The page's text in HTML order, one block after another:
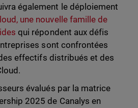
également le déploiement
une nouvelle famille de
qui répondent aux défis
sont confrontées
effectifs distribués et des
évalués par la matrice
2025 de Canalys en